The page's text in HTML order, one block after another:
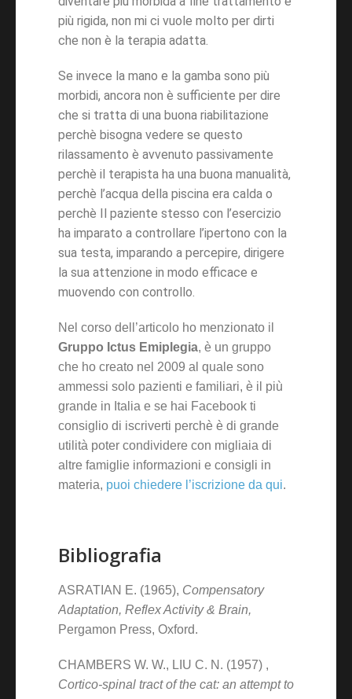
più rigida, non mi ci vuole molto per dirti
che non è la terapia adatta.
Se invece la mano e la gamba sono più
morbidi, ancora non è sufficiente per dire
che si tratta di una buona riabilitazione
perchè bisogna vedere se questo
rilassamento è avvenuto passivamente
perchè il terapista ha una buona manualità,
perchè l’acqua della piscina era calda o
perchè Il paziente stesso con l’esercizio
ha imparato a controllare l’ipertono con la
sua testa, imparando a percepire, dirigere
la sua attenzione in modo efficace e
muovendo con controllo.
Nel corso dell’articolo ho menzionato il
Gruppo Ictus Emiplegia, è un gruppo
che ho creato nel 2009 al quale sono
ammessi solo pazienti e familiari, è il più
grande in Italia e se hai Facebook ti
consiglio di iscriverti perchè è di grande
utilità poter condividere con migliaia di
altre famiglie informazioni e consigli in
materia, puoi chiedere l’iscrizione da qui.
Bibliografia
ASRATIAN E. (1965), Compensatory
Adaptation, Reflex Activity & Brain,
Pergamon Press, Oxford.
CHAMBERS W. W., LIU C. N. (1957) ,
Cortico-spinal tract of the cat: an attempt to